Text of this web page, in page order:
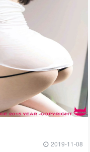
2019-11-08